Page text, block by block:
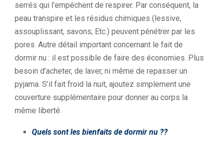
serrés qui l’empêchent de respirer. Par conséquent, la
peau transpire et les résidus chimiques (lessive,
assouplissant, savons; Etc.) peuvent pénétrer par les
pores. Autre détail important concernant le fait de
dormir nu : il est possible de faire des économies. Plus
besoin d’acheter, de laver, ni même de repasser un
pyjama. S’il fait froid la nuit, ajoutez simplement une
couverture supplémentaire pour donner au corps la
même liberté.
Quels sont les bienfaits de dormir nu ??